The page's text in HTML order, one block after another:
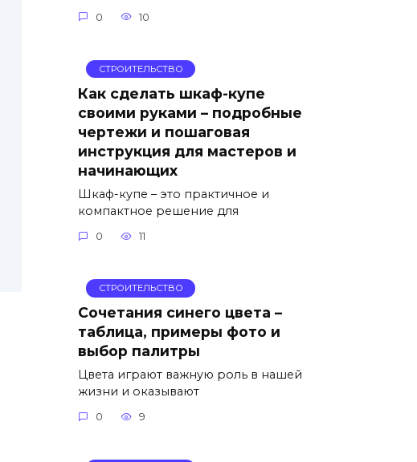
0 10
СТРОИТЕЛЬСТВО
Как сделать шкаф-купе
своими руками – подробные
чертежи и пошаговая
инструкция для мастеров и
начинающих
Шкаф-купе – это практичное и
компактное решение для
0 11
СТРОИТЕЛЬСТВО
Сочетания синего цвета –
таблица, примеры фото и
выбор палитры
Цвета играют важную роль в нашей
жизни и оказывают
0 9